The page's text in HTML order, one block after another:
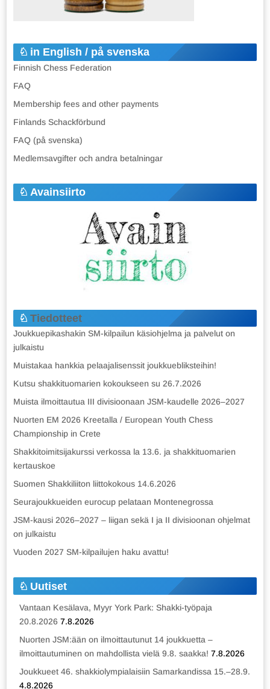
in English / på svenska
Finnish Chess Federation
FAQ
Membership fees and other payments
Finlands Schackförbund
FAQ (på svenska)
Medlemsavgifter och andra betalningar
Avainsiirto
Tiedotteet
Joukkuepikashakin SM-kilpailun käsiohjelma ja palvelut on
julkaistu
Muistakaa hankkia pelaajalisenssit joukkuebliksteihin!
Kutsu shakkituomarien kokoukseen su 26.7.2026
Muista ilmoittautua III divisioonaan JSM-kaudelle 2026–2027
Nuorten EM 2026 Kreetalla / European Youth Chess
Championship in Crete
Shakkitoimitsijakurssi verkossa la 13.6. ja shakkituomarien
kertauskoe
Suomen Shakkiliiton liittokokous 14.6.2026
Seurajoukkueiden eurocup pelataan Montenegrossa
JSM-kausi 2026–2027 – liigan sekä I ja II divisioonan ohjelmat
on julkaistu
Vuoden 2027 SM-kilpailujen haku avattu!
Uutiset
Vantaan Kesälava, Myyr York Park: Shakki-työpaja
20.8.2026 7.8.2026
Nuorten JSM:ään on ilmoittautunut 14 joukkuetta –
ilmoittautuminen on mahdollista vielä 9.8. saakka! 7.8.2026
Joukkueet 46. shakkiolympialaisiin Samarkandissa 15.–28.9.
4.8.2026